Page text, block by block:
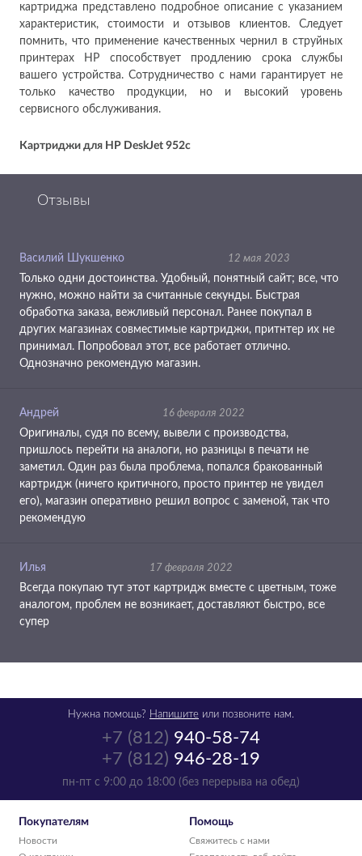
картриджа представлено подробное описание с указанием
характеристик, стоимости и отзывов клиентов. Следует
помнить, что применение качественных чернил в струйных
принтерах HP способствует продлению срока службы
вашего устройства. Сотрудничество с нами гарантирует не
только качество продукции, но и высокий уровень
сервисного обслуживания.
Картриджи для HP DeskJet 952c
Отзывы
Василий Шукшенко 12 мая 2023
Только одни достоинства. Удобный, понятный сайт; все, что
нужно, можно найти за считанные секунды. Быстрая
обработка заказа, вежливый персонал. Ранее покупал в
других магазинах совместимые картриджи, притнтер их не
принимал. Попробовал этот, все работает отлично.
Однозначно рекомендую магазин.
Андрей 16 февраля 2022
Оригиналы, судя по всему, вывели с производства,
пришлось перейти на аналоги, но разницы в печати не
заметил. Один раз была проблема, попался бракованный
картридж (ничего критичного, просто принтер не увидел
его), магазин оперативно решил вопрос с заменой, так что
рекомендую
Илья 17 февраля 2022
Всегда покупаю тут этот картридж вместе с цветным, тоже
аналогом, проблем не возникает, доставляют быстро, все
супер
+7 (812) 940-58-74
+7 (812) 946-28-19
пн-пт с 9:00 до 18:00 (без перерыва на обед)
Нужна помощь? Напишите или позвоните нам.
Покупателям
Новости
Помощь
Свяжитесь с нами